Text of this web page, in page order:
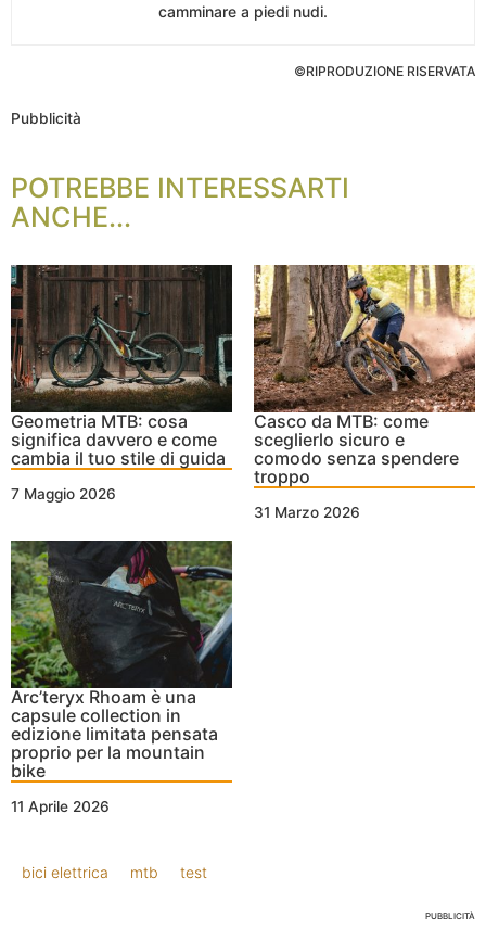
camminare a piedi nudi.
©RIPRODUZIONE RISERVATA
Pubblicità
POTREBBE INTERESSARTI
ANCHE...
Geometria MTB: cosa
significa davvero e come
cambia il tuo stile di guida
7 Maggio 2026
Casco da MTB: come
sceglierlo sicuro e
comodo senza spendere
troppo
31 Marzo 2026
Arc’teryx Rhoam è una
capsule collection in
edizione limitata pensata
proprio per la mountain
bike
11 Aprile 2026
bici elettrica mtb test
PUBBLICITÀ